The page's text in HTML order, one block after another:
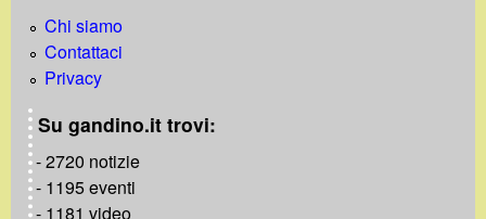
Chi siamo
Contattaci
Privacy
Su gandino.it trovi:
- 2720 notizie
- 1195 eventi
- 1181 video